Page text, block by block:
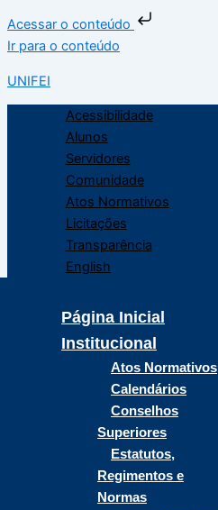
Acessar o conteúdo
Ir para o conteúdo
UNIFEI
Acessibilidade
Alunos
Servidores
Comunidade
Atos Normativos
Licitações
Transparência
English
Página Inicial
Institucional
Atos Normativos
Calendários
Conselhos
Superiores
Estatutos,
Regimentos e
Normas